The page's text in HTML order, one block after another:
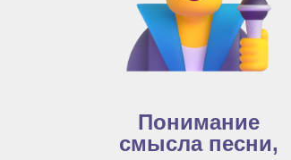
Понимание
смысла песни,